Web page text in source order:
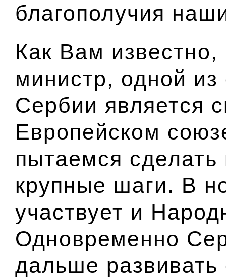
благополучия
Как Вам
министр, одной из
Сербии является
Европейском
пытаемся
крупные шаги. В
участвует и
Одновременно
дальше